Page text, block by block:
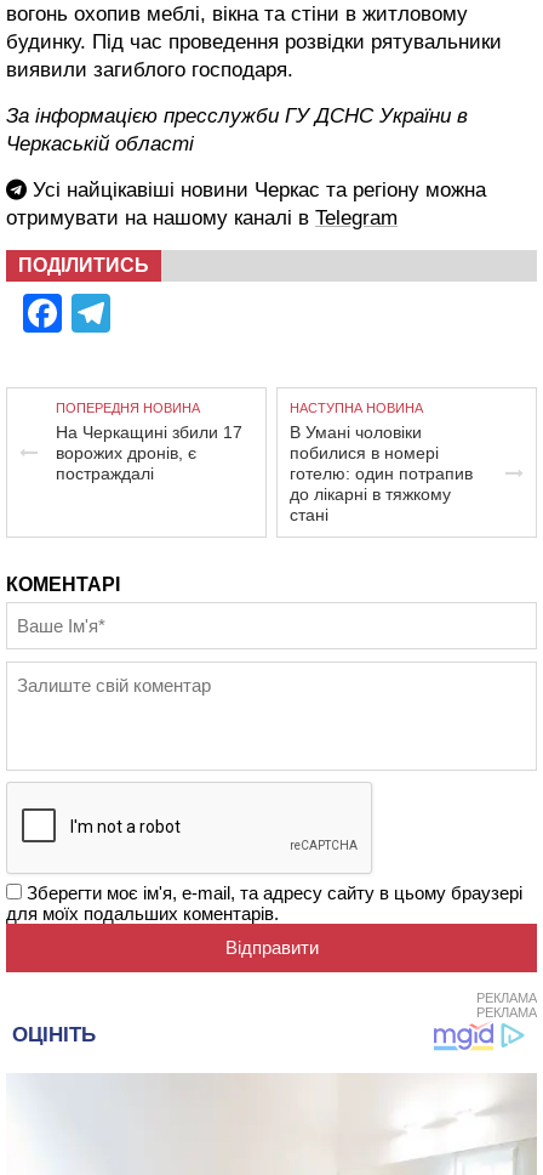
вогонь охопив меблі, вікна та стіни в житловому
будинку. Під час проведення розвідки рятувальники
виявили загиблого господаря.
За інформацією пресслужби ГУ ДСНС України в
Черкаській області
Усі найцікавіші новини Черкас та регіону можна
отримувати на нашому каналі в Telegram
ПОДІЛИТИСЬ
Facebook
ПОПЕРЕДНЯ НОВИНА
На Черкащині збили 17
ворожих дронів, є
постраждалі
НАСТУПНА НОВИНА
В Умані чоловіки
побилися в номері
готелю: один потрапив
до лікарні в тяжкому
стані
КОМЕНТАРІ
Зберегти моє ім'я, e-mail, та адресу сайту в цьому браузері
для моїх подальших коментарів.
РЕКЛАМА
РЕКЛАМА